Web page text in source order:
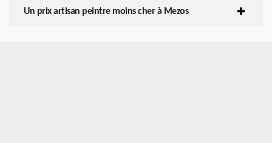
Un prix artisan peintre moins cher à Mezos